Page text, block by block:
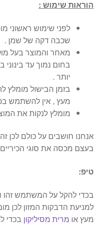
הוראות שימוש :
לפני שימוש ראשוני
שכבה דקה של שמן .
מאחר והמוצר בעל
בחום נמוך עד בינוני
יותר .
בזמן הבישול מומלץ
מעץ , אין להשתמש
מומלץ לנקות את
אנחנו חושבים על כולם לכן
בעצם מכסה את סוגי
טיפ:
בכדי להקל על המשתמש זהו
למניעת הדבקות המזון לכן
מעץ או מרית מסיליקון בכדי